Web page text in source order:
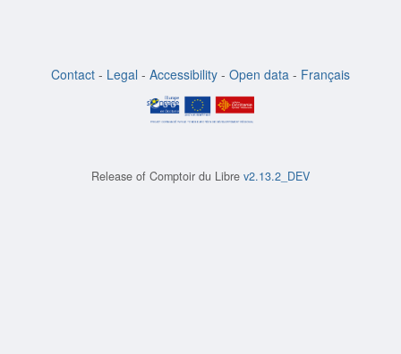
Contact - Legal - Accessibility - Open data - Français
Release of Comptoir du Libre v2.13.2_DEV